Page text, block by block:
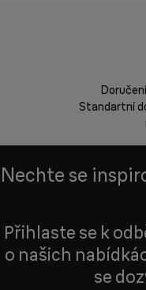
Standartní
Nechte se
Přihlaste se k
o našich
se